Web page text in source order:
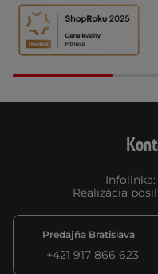
Infolinka:
Realizácia
Predajňa Bratislava
+421 917 866 623